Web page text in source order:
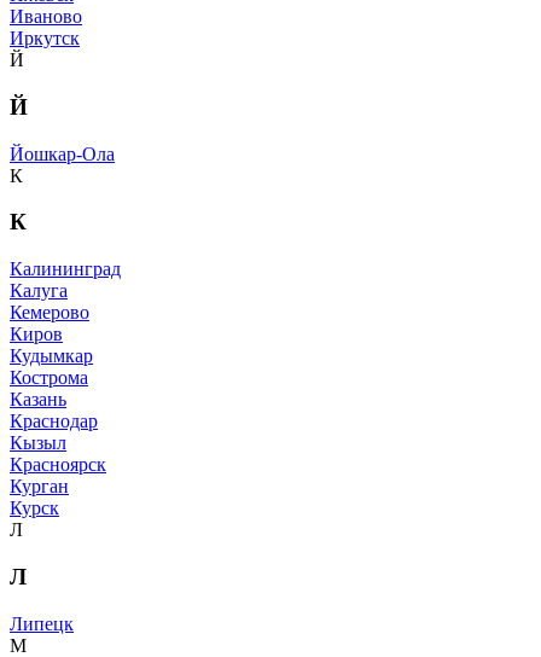
Иваново
Иркутск
Й
Й
Йошкар-Ола
К
К
Калининград
Калуга
Кемерово
Киров
Кудымкар
Кострома
Казань
Краснодар
Кызыл
Красноярск
Курган
Курск
Л
Л
Липецк
М